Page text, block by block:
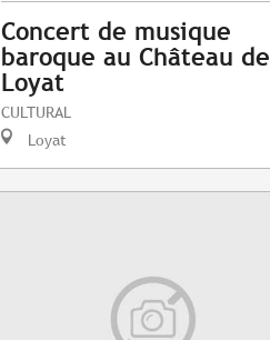
Concert de musique
baroque au Château de
Loyat
CULTURAL
Loyat